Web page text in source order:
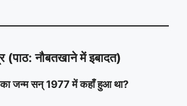
(पाठ: नौबतखाने में इबादत)
का जन्म सन् 1977 में कहाँ हुआ था?